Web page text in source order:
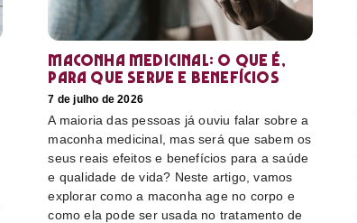
Maconha medicinal: O que é,
para que serve e benefícios
7 de julho de 2026
A maioria das pessoas já ouviu falar sobre a
maconha medicinal, mas será que sabem os
seus reais efeitos e benefícios para a saúde
e qualidade de vida? Neste artigo, vamos
explorar como a maconha age no corpo e
como ela pode ser usada no tratamento de